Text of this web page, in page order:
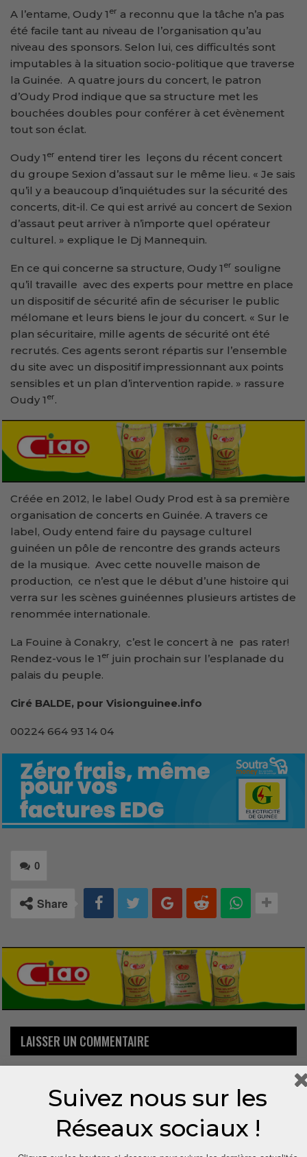
A l’entame, Oudy 1 er a reconnu que la tâche n’a pas
été facile tant au niveau de l’organisation qu’au
niveau des sponsors. Selon lui, ces difficultés sont
imputables à la situation socio-politique que traverse
la Guinée. A quatre jours du concert, le patron
d’Oudy Prod indique que sa structure met les
bouchées doubles pour conférer à cet évènement
tout son éclat.
Oudy 1 er entend tirer les leçons du récent concert
du groupe Sexion d’assaut sur le même lieu. « Je sais
qu’il y a beaucoup d’inquiétudes sur la sécurité des
concerts, dit-il. Ce qui est arrivé au concert de Sexion
d’assaut peut arriver à n’importe quel opérateur
culturel. » explique le Dj Mannequin.
En ce qui concerne sa structure, Oudy 1 er souligne
qu’il travaille avec des experts pour mettre en place
un dispositif de sécurité afin de sécuriser le public
mélomane et leurs biens le jour du concert. « Sur le
plan sécuritaire, mille agents de sécurité ont été
recrutés. Ces agents seront répartis sur l’ensemble
du site avec un dispositif impressionnant aux points
sensibles et un plan d’intervention rapide. » rassure
Oudy 1 er.
Créée en 2012, le label Oudy Prod est à sa première
organisation de concerts en Guinée. A travers ce
label, Oudy entend faire du paysage culturel
guinéen un pôle de rencontre des grands acteurs
de la musique. Avec cette nouvelle maison de
production, ce n’est que le début d’une histoire qui
verra sur les scènes guinéennes plusieurs artistes de
renommée internationale.
La Fouine à Conakry, c’est le concert à ne pas rater!
Rendez-vous le 1 er juin prochain sur l’esplanade du
palais du peuple.
Ciré BALDE, pour Visionguinee.info
00224 664 93 14 04
0
Share
LAISSER UN COMMENTAIRE
Suivez nous sur les
Réseaux sociaux !